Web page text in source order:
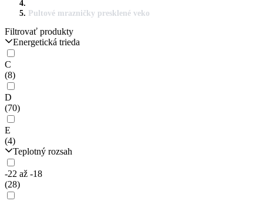
Pultové mrazničky presklené veko
Filtrovať produkty
Energetická trieda
C
(8)
D
(70)
E
(4)
Teplotný rozsah
-22 až -18
(28)